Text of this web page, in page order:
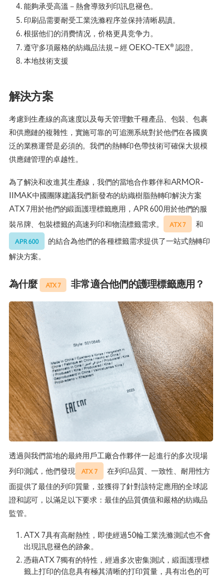
能夠承受高溫－熱會導致列印訊息褪色。
印刷品需要耐受工業洗滌程序並保持清晰易讀。
根据他们的消费情况，价格更具竞争力。
遵守多項嚴格的紡織品法規 – 經 OEKO-TEX® 認證。
本地技術支援
解決方案
考慮到生產線的高速度以及每天管理數千種產品、包裝、包裹
和供應鏈的複雜性，實施可靠的可追溯系統對於他們在各國廣
泛的業務運營是必須的。我們的熱轉印色帶技術可確保大規模
供應鏈管理的卓越性。
為了解決和改進其生產線，我們的當地合作夥伴和ARMOR-
IIMAK中國團隊建議我們新發布的紡織樹脂熱轉印解決方案
ATX 7用於他們的緞面護理標籤應用，APR 600用於他們的服
裝吊牌、包裝標籤的高速列印和物流標籤需求。
ATX 7 和
APR 600
的結合為他們的各種標籤需求提供了一站式熱轉印
解決方案。
為什麼 ATX 7 非常適合他們的護理標籤應用？
透過與我們當地的最終用戶工廠合作夥伴一起進行的多次現場
列印測試，他們發現
ATX 7
在列印品質、一致性、耐用性方
面提供了最佳的列印質量，並獲得了針對該特定應用的全球認
證和認可，以滿足以下要求：最佳的品質價值和嚴格的紡織品
監管。
ATX 7具有高耐熱性，即使經過50輪工業洗滌測試也不會
出現訊息褪色的跡象。
憑藉ATX 7獨有的特性，經過多次密集測試，緞面護理標
籤上打印的信息具有極其清晰的打印質量，具有出色的可